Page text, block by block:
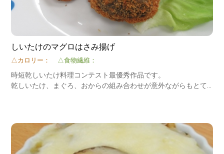
しいたけのマグロはさみ揚げ
△カロリー： △食物繊維：
時短乾しいたけ料理コンテスト最優秀作品です。
乾しいたけ、まぐろ、おからの組み合わせが意外ながらもとて